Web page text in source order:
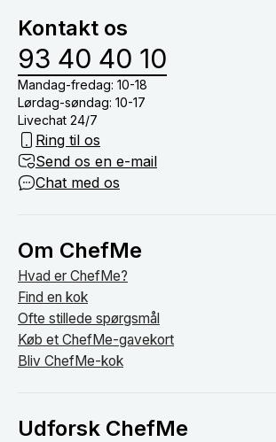
Kontakt os
93 40 40 10
Mandag-fredag: 10-18
Lørdag-søndag: 10-17
Livechat 24/7
Ring til os
Send os en e-mail
Chat med os
Om ChefMe
Hvad er ChefMe?
Find en kok
Ofte stillede spørgsmål
Køb et ChefMe-gavekort
Bliv ChefMe-kok
Udforsk ChefMe